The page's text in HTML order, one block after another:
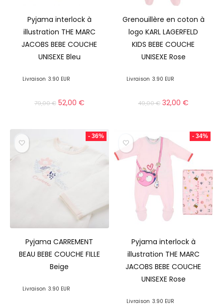
Pyjama interlock à
illustration THE MARC
JACOBS BEBE COUCHE
UNISEXE Bleu
Livraison 3.90 EUR
79,00€ 52,00 €
Grenouillère en coton à
logo KARL LAGERFELD
KIDS BEBE COUCHE
UNISEXE Rose
Livraison 3.90 EUR
49,00€ 32,00€
- 36%
Pyjama CARREMENT
BEAU BEBE COUCHE FILLE
Beige
Livraison 3.90 EUR
- 34%
Pyjama interlock à
illustration THE MARC
JACOBS BEBE COUCHE
UNISEXE Rose
Livraison 3.90 EUR